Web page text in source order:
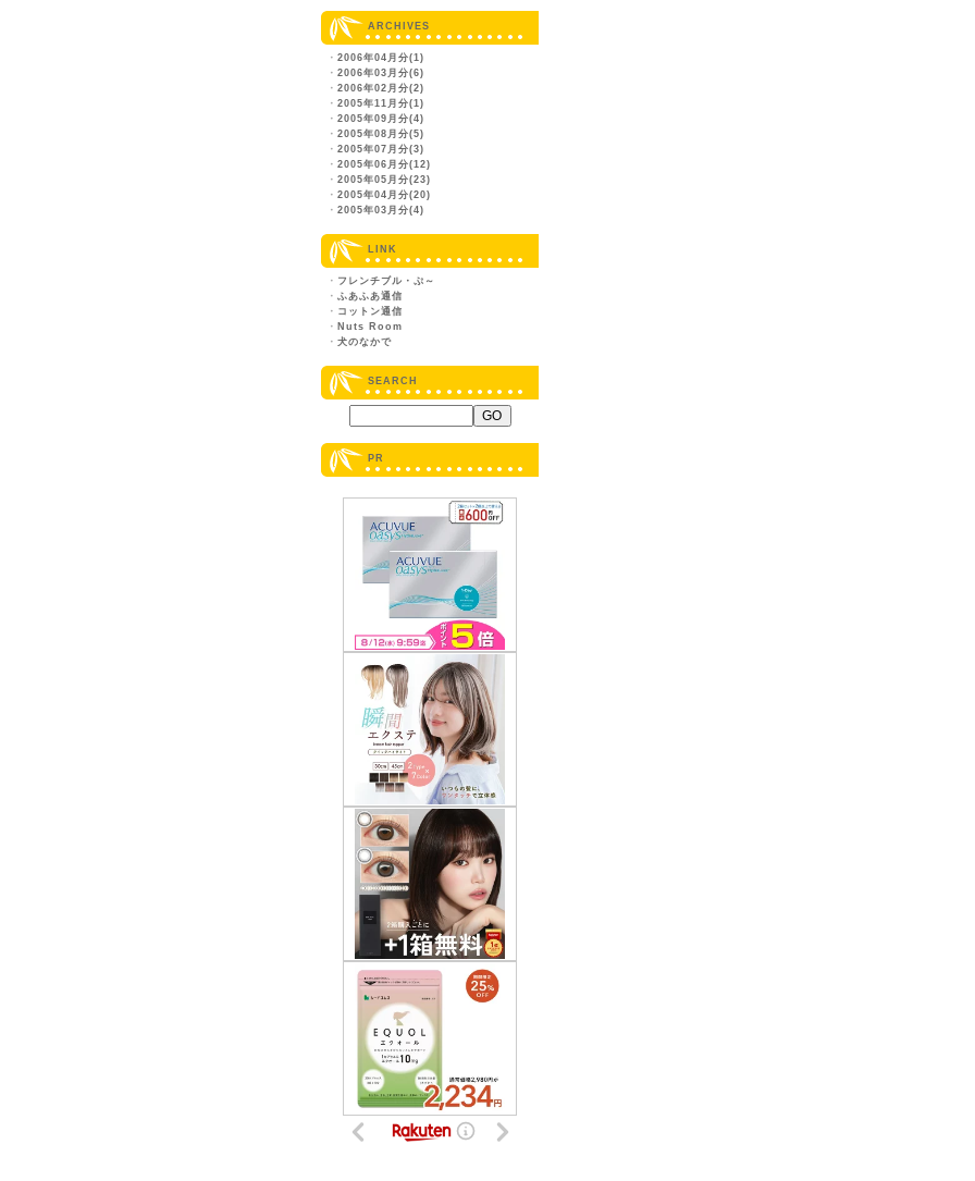
ARCHIVES
・ 2006年04月分(1)
・ 2006年03月分(6)
・ 2006年02月分(2)
・ 2005年11月分(1)
・ 2005年09月分(4)
・ 2005年08月分(5)
・ 2005年07月分(3)
・ 2005年06月分(12)
・ 2005年05月分(23)
・ 2005年04月分(20)
・ 2005年03月分(4)
LINK
・ フレンチブル・ぷ～
・ ふあふあ通信
・ コットン通信
・ Nuts Room
・ 犬のなかで
SEARCH
PR